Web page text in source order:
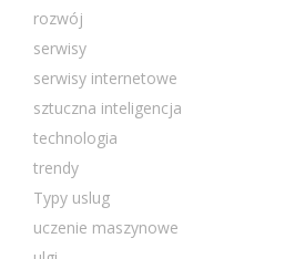
rozwój
serwisy
serwisy internetowe
sztuczna inteligencja
technologia
trendy
Typy uslug
uczenie maszynowe